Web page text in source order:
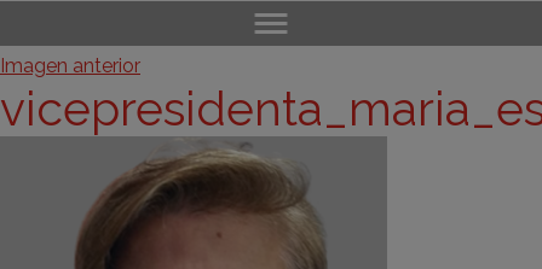
Imagen anterior